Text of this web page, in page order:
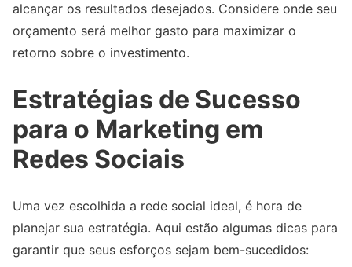
alcançar os resultados desejados. Considere onde seu
orçamento será melhor gasto para maximizar o
retorno sobre o investimento.
Estratégias de Sucesso
para o Marketing em
Redes Sociais
Uma vez escolhida a rede social ideal, é hora de
planejar sua estratégia. Aqui estão algumas dicas para
garantir que seus esforços sejam bem-sucedidos: